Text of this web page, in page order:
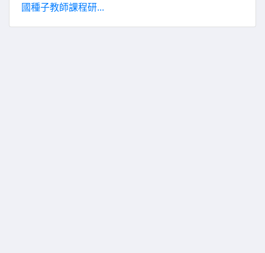
國種子教師課程研...